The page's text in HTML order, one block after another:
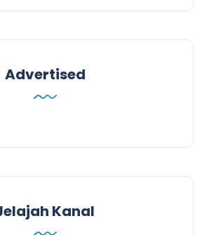
Advertised
Kanal